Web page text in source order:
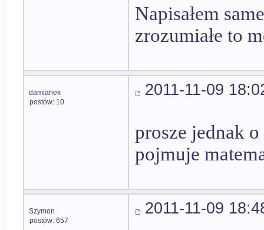
Napisałem
zrozumiałe to
damianek
postów: 10
2011-11-09
prosze jednak
pojmuje
Szymon
postów: 657
2011-11-09